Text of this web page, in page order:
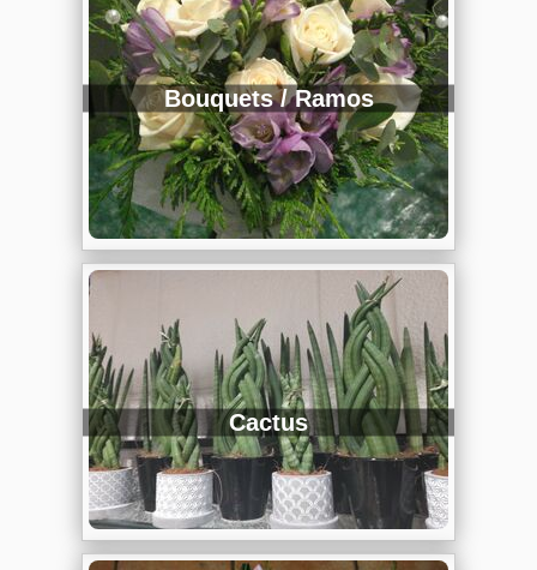
Bouquets / Ramos
Cactus